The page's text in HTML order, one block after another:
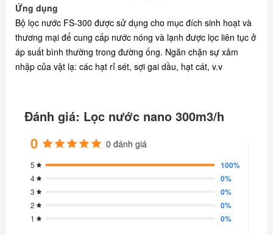
Ứng dụng
Bộ lọc nước FS-300 được sử dụng cho mục đích sinh hoạt và
thương mại để cung cấp nước nóng và lạnh được lọc liên tục ở
áp suất bình thường trong đường ống. Ngăn chặn sự xâm
nhập của vật lạ: các hạt rỉ sét, sợi gai dầu, hạt cát, v.v
Đánh giá: Lọc nước nano 300m3/h
0 0 đánh giá
5 100%
4 0%
3 0%
2 0%
1 0%